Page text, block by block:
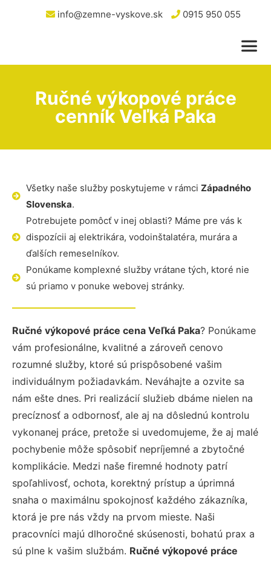
info@zemne-vyskove.sk 0915 950 055
Ručné výkopové práce
cenník Veľká Paka
Všetky naše služby poskytujeme v rámci Západného
Slovenska.
Potrebujete pomôcť v inej oblasti? Máme pre vás k
dispozícii aj elektrikára, vodoinštalatéra, murára a
ďalších remeselníkov.
Ponúkame komplexné služby vrátane tých, ktoré nie
sú priamo v ponuke webovej stránky.
Ručné výkopové práce cena Veľká Paka? Ponúkame
vám profesionálne, kvalitné a zároveň cenovo
rozumné služby, ktoré sú prispôsobené vašim
individuálnym požiadavkám. Neváhajte a ozvite sa
nám ešte dnes. Pri realizácií služieb dbáme nielen na
precíznosť a odbornosť, ale aj na dôslednú kontrolu
vykonanej práce, pretože si uvedomujeme, že aj malé
pochybenie môže spôsobiť nepríjemné a zbytočné
komplikácie. Medzi naše firemné hodnoty patrí
spoľahlivosť, ochota, korektný prístup a úprimná
snaha o maximálnu spokojnosť každého zákazníka,
ktorá je pre nás vždy na prvom mieste. Naši
pracovníci majú dlhoročné skúsenosti, bohatú prax a
sú plne k vašim službám. Ručné výkopové práce